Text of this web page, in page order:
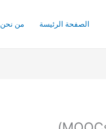
الصفحة الرئيسة من نحن